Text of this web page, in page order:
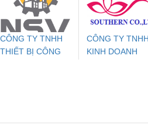
- 2981059
Ắc Quy UPS
2708863
Rơ Le An Toàn
CÔNG TY TNHH
THIẾT BỊ CÔNG
CÔNG TY TNHH
KINH DOANH